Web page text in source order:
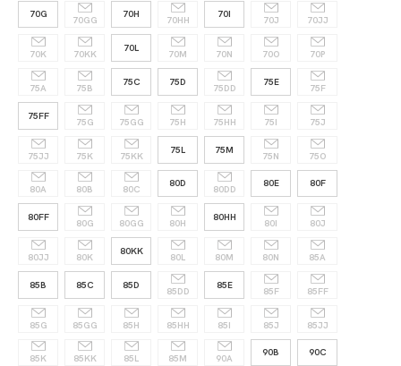
70G
70GG
70H
70HH
70I
70J 70JJ
70K 70KK
70L
70M 70N 70O 70P
75A 75B
75C 75D
75DD
75E
75F
75FF
75G 75GG 75H 75HH 75I 75J
75JJ 75K 75KK
75L 75M
75N 75O
80A 80B 80C
80D
80DD
80E 80F
80FF
80G 80GG 80H
80HH
80I 80J
80JJ 80K
80KK
80L 80M 80N 85A
85B 85C 85D
85DD
85E
85F 85FF
85G 85GG 85H 85HH 85I 85J 85JJ
85K 85KK 85L 85M 90A
90B 90C